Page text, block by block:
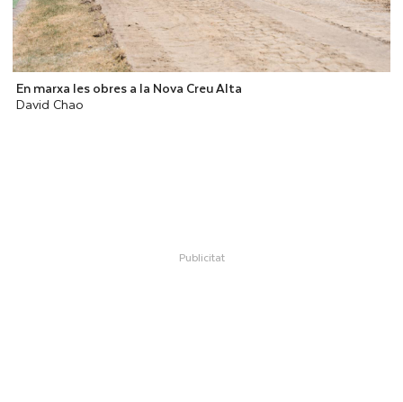
En marxa les obres a la Nova Creu Alta
David Chao